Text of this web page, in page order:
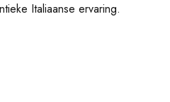
Italiaanse ervaring.